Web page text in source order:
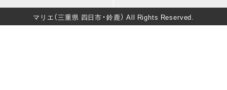
葬儀・法要
バースデー マタニティフォト
マリエ（三重県 四日市・鈴鹿） All Rights Reserved.